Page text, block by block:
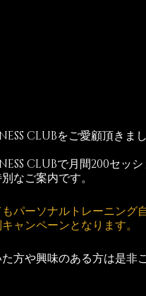
CLUBをご愛顧頂きま
CLUBで月間200セッ
なご案内です。
パーソナルトレーニング
ャンペーンとなります。
方や興味のある方は是非